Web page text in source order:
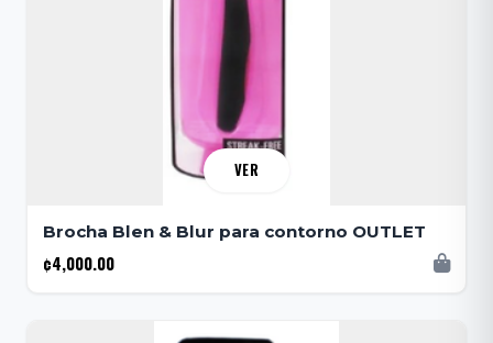
VER
Brocha Blen & Blur para contorno OUTLET
¢4,000.00